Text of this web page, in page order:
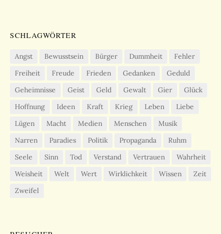
SCHLAGWÖRTER
Angst Bewusstsein Bürger Dummheit
Fehler
Freiheit
Freude Frieden Gedanken
Geduld
Geheimnisse
Geist Geld Gewalt Gier
Glück
Hoffnung
Ideen Kraft Krieg Leben
Liebe
Lügen
Macht Medien Menschen
Musik
Narren
Paradies Politik Propaganda
Ruhm
Seele
Sinn Tod Verstand Vertrauen
Wahrheit
Weisheit
Welt Wert Wirklichkeit Wissen
Zeit
Zweifel